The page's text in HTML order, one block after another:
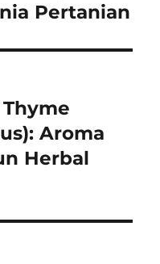
Pertanian
Aroma
Herbal